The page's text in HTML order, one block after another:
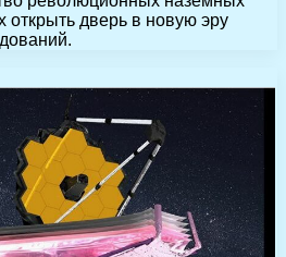
дверь в новую эру